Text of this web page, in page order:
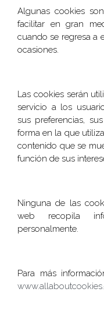
Algunas cookies
facilitar en gran
cuando se regresa a
ocasiones.
Las cookies serán
servicio a los
sus preferencias,
forma en la que
contenido que se
función de sus
Ninguna de las
web recopila
personalmente.
Para más